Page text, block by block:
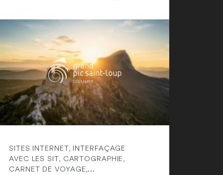
SITES INTERNET, INTERFAÇAGE
AVEC LES SIT, CARTOGRAPHIE,
CARNET DE VOYAGE,...